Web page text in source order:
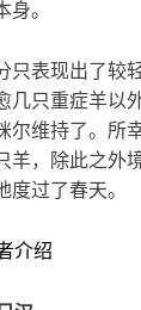
。
只表现出了较
几只重症羊以
尔维持了。所
羊，除此之外
过了春天。
介绍